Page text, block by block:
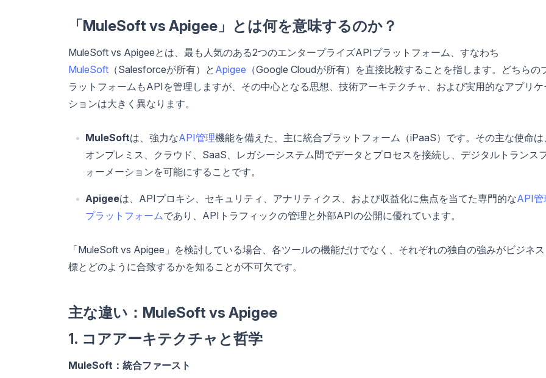
「MuleSoft vs Apigee」とは何を意味するのか？
MuleSoft vs Apigeeとは、最も人気のある2つのエンタープライズAPIプラットフォーム、すなわち
MuleSoft （Salesforceが所有）と Apigee （Google Cloudが所有）を直接比較することを指します。どちらの
ラットフォームもAPIを管理しますが、その中心となる思想、技術アーキテクチャ、および実用的なアプリケ
ションは大きく異なります。
MuleSoftは、強力なAPI管理機能を備えた、主に統合プラットフォーム（iPaaS）です。その主な使命は
オンプレミス、クラウド、SaaS、レガシーシステム間でデータとプロセスを接続し、デジタルトランス
ォーメーションを可能にすることです。
Apigeeは、APIプロキシ、セキュリティ、アナリティクス、および収益化に焦点を当てた専門的なAPI管
プラットフォームであり、APIトラフィックの管理と外部APIの公開に優れています。
「MuleSoft vs Apigee」を検討している場合、各ツールの機能だけでなく、それぞれの独自の強みがビジネス
標とどのように合致するかを知ることが不可欠です。
主な違い：MuleSoft vs Apigee
1. コアアーキテクチャと哲学
MuleSoft：統合ファースト